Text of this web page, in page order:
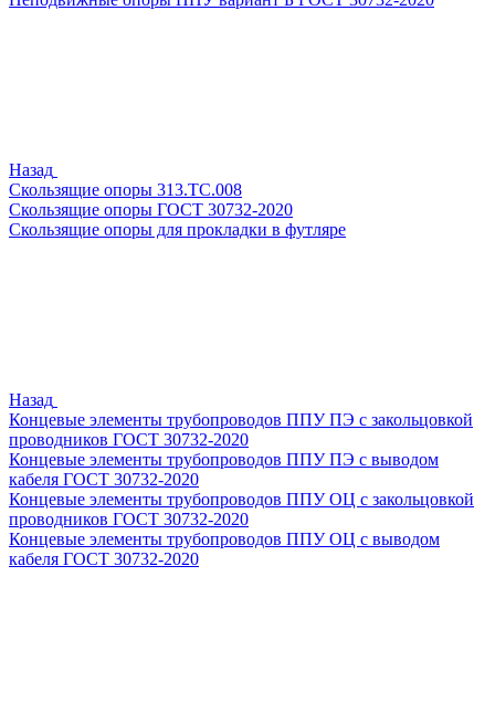
Назад
Скользящие опоры 313.ТС.008
Скользящие опоры ГОСТ 30732-2020
Скользящие опоры для прокладки в футляре
Назад
Концевые элементы трубопроводов ППУ ПЭ с закольцовкой
проводников ГОСТ 30732-2020
Концевые элементы трубопроводов ППУ ПЭ с выводом
кабеля ГОСТ 30732-2020
Концевые элементы трубопроводов ППУ ОЦ с закольцовкой
проводников ГОСТ 30732-2020
Концевые элементы трубопроводов ППУ ОЦ с выводом
кабеля ГОСТ 30732-2020